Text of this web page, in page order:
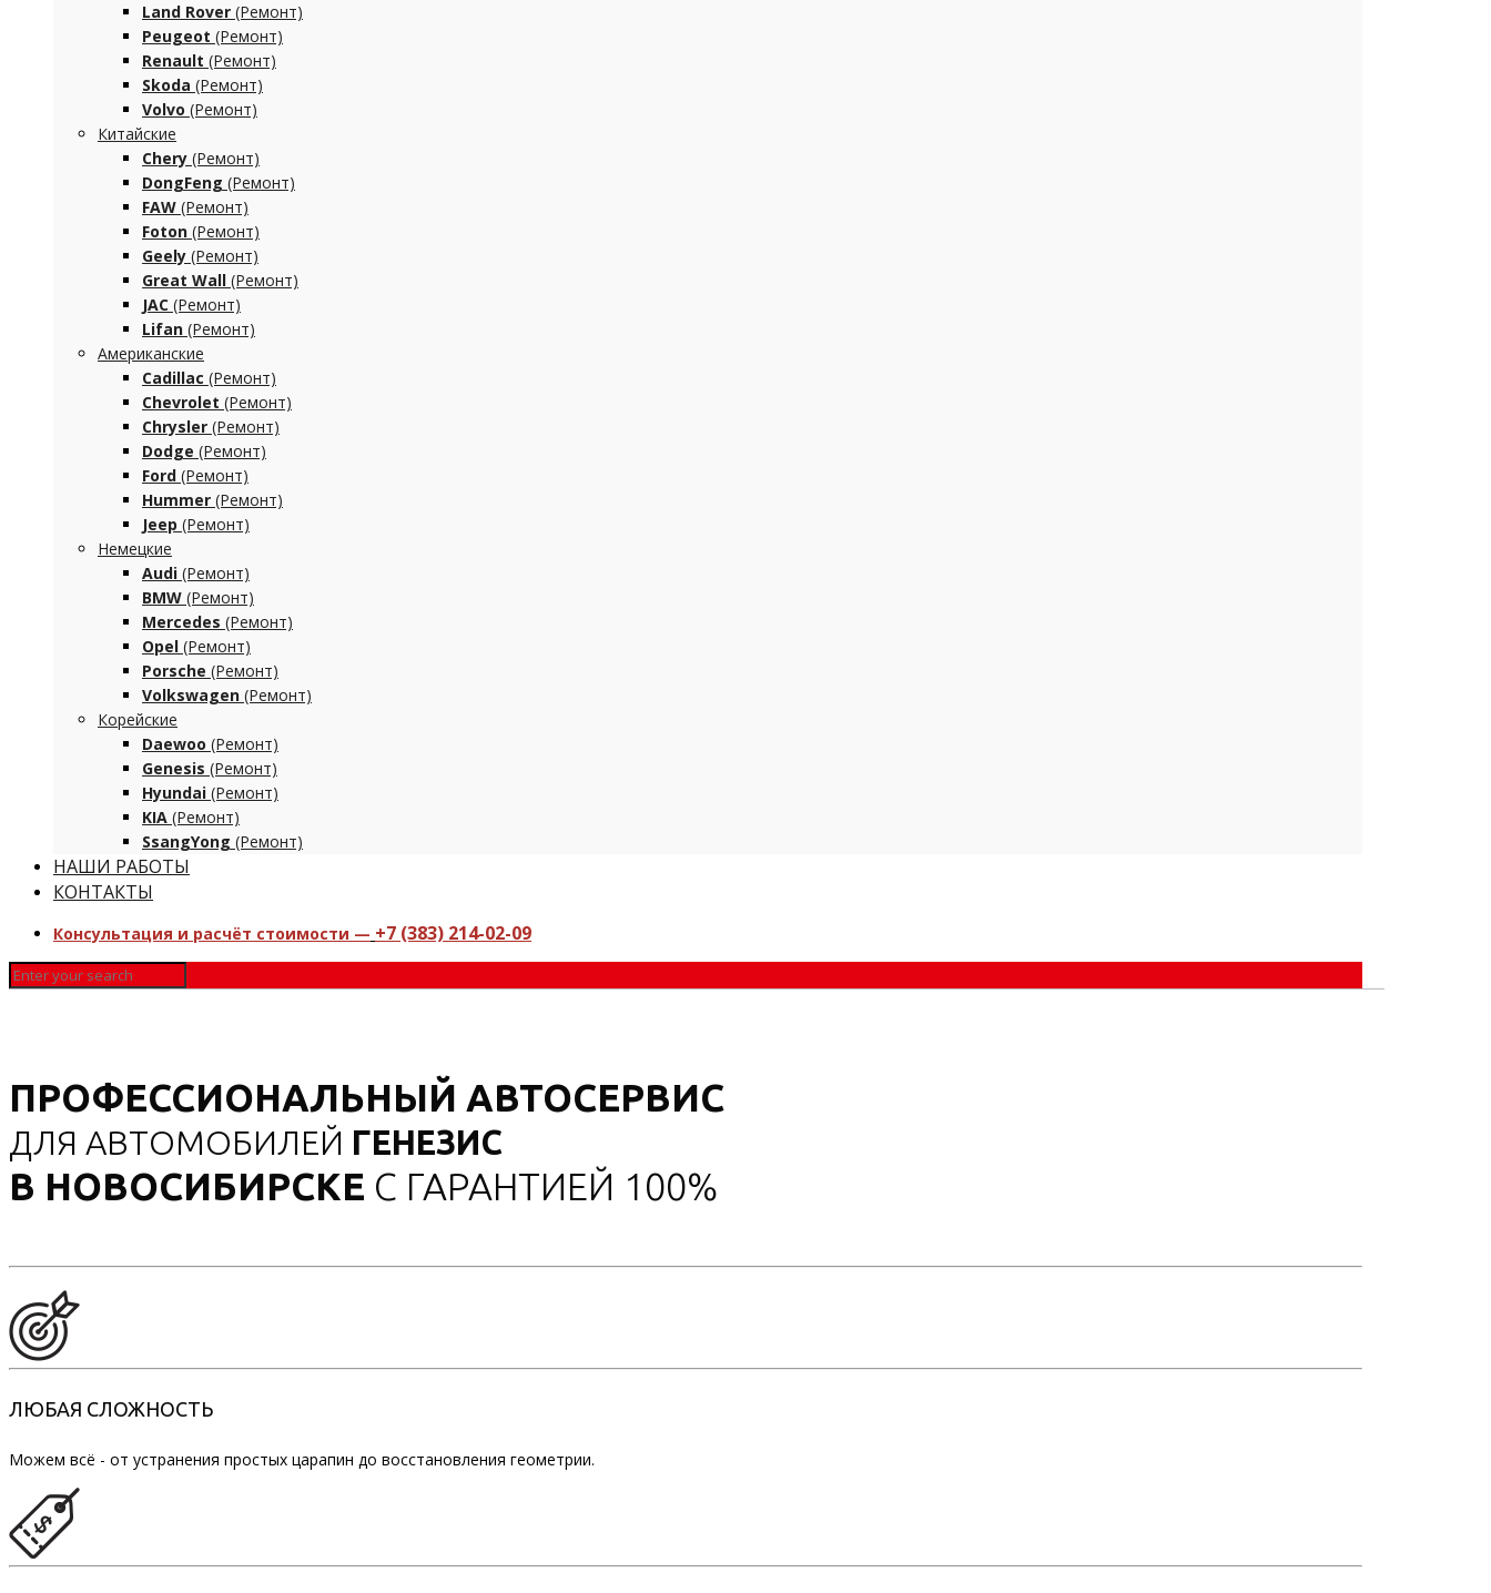
Land Rover (Ремонт)
Peugeot (Ремонт)
Renault (Ремонт)
Skoda (Ремонт)
Volvo (Ремонт)
Китайские
Chery (Ремонт)
DongFeng (Ремонт)
FAW (Ремонт)
Foton (Ремонт)
Geely (Ремонт)
Great Wall (Ремонт)
JAC (Ремонт)
Lifan (Ремонт)
Американские
Cadillac (Ремонт)
Chevrolet (Ремонт)
Chrysler (Ремонт)
Dodge (Ремонт)
Ford (Ремонт)
Hummer (Ремонт)
Jeep (Ремонт)
Немецкие
Audi (Ремонт)
BMW (Ремонт)
Mercedes (Ремонт)
Opel (Ремонт)
Porsche (Ремонт)
Volkswagen (Ремонт)
Корейские
Daewoo (Ремонт)
Genesis (Ремонт)
Hyundai (Ремонт)
KIA (Ремонт)
SsangYong (Ремонт)
НАШИ РАБОТЫ
КОНТАКТЫ
Консультация и расчёт стоимости — +7 (383) 214-02-09
ПРОФЕССИОНАЛЬНЫЙ АВТОСЕРВИС
ДЛЯ АВТОМОБИЛЕЙ ГЕНЕЗИС
В НОВОСИБИРСКЕ С ГАРАНТИЕЙ 100%
ЛЮБАЯ СЛОЖНОСТЬ
Можем всё - от устранения простых царапин до восстановления геометрии.